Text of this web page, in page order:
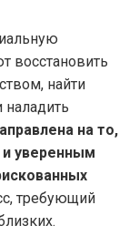
восстановить
найти
наладить
на то,
уверенным
требующий